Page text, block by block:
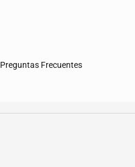
Preguntas Frecuentes